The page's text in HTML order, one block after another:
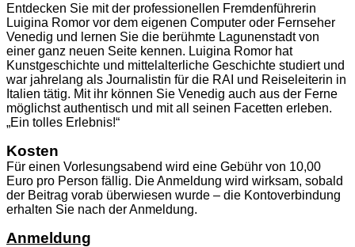
Entdecken Sie mit der professionellen Fremdenführerin
Luigina Romor vor dem eigenen Computer oder Fernseher
Venedig und lernen Sie die berühmte Lagunenstadt von
einer ganz neuen Seite kennen. Luigina Romor hat
Kunstgeschichte und mittelalterliche Geschichte studiert und
war jahrelang als Journalistin für die RAI und Reiseleiterin in
Italien tätig. Mit ihr können Sie Venedig auch aus der Ferne
möglichst authentisch und mit all seinen Facetten erleben.
„Ein tolles Erlebnis!“
Kosten
Für einen Vorlesungsabend wird eine Gebühr von 10,00
Euro pro Person fällig. Die Anmeldung wird wirksam, sobald
der Beitrag vorab überwiesen wurde – die Kontoverbindung
erhalten Sie nach der Anmeldung.
Anmeldung